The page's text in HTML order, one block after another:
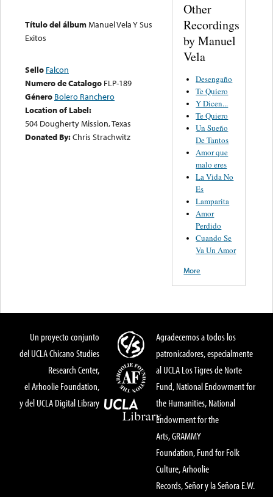
Título del álbumManuel Vela Y Sus
Exitos
Sello Falcon
Numero de Catalogo FLP-189
Género Bolero Ranchero
Location of Label:
504 Dougherty Mission, Texas
Donated By:Chris Strachwitz
Other
Recordings
by Manuel
Vela
Desengaño
Te Quiero
Y Dicen...
Te Quiero
Un Sueño
De Tantos
Amor que
malo eres
La Vida No
Es
Lamparita
Amor
Perdido
Cuando Se
Va Un Amor
More
Un proyecto conjunto
del UCLA Chicano Studies
Research Center,
el Arhoolie Foundation,
y del UCLA Digital Library
Agradecemos a todos los
patronicadores, especialmente
al UCLA Los Tigres de Norte
Fund, National Endowment for
the Humanities, National
Endowment for the
Arts, GRAMMY
Foundation, Fund for Folk
Culture, Arhoolie
Records, Señor y la Señora E.W.